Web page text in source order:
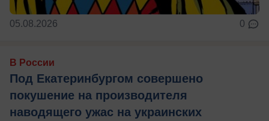
05.08.2026 0
В России
Под Екатеринбургом совершено
покушение на производителя
наводящего ужас на украинских